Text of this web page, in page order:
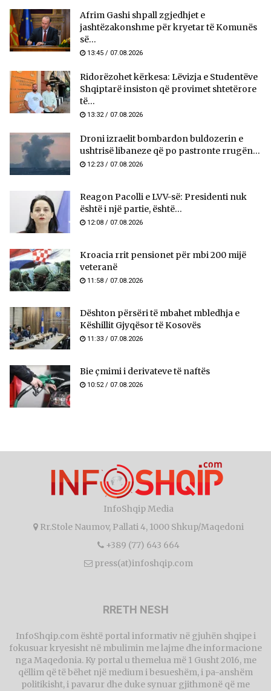
Afrim Gashi shpall zgjedhjet e
jashtëzakonshme për kryetar të Komunës
së...
13:45 / 07.08.2026
Ridorëzohet kërkesa: Lëvizja e Studentëve
Shqiptarë insiston që provimet shtetërore
të...
13:32 / 07.08.2026
Droni izraelit bombardon buldozerin e
ushtrisë libaneze që po pastronte rrugën...
12:23 / 07.08.2026
Reagon Pacolli e LVV-së: Presidenti nuk
është i një partie, është...
12:08 / 07.08.2026
Kroacia rrit pensionet për mbi 200 mijë
veteranë
11:58 / 07.08.2026
​Dështon përsëri të mbahet mbledhja e
Këshillit Gjyqësor të Kosovës
11:33 / 07.08.2026
Bie çmimi i derivateve të naftës
10:52 / 07.08.2026
InfoShqip Media
Rr.Stole Naumov, Pallati 4, 1000 Shkup/Maqedoni
+389 (77) 643 664
press(at)infoshqip.com
RRETH NESH
InfoShqip.com është portal informativ në gjuhën shqipe i
fokusuar kryesisht në mbulimin me lajme dhe informacione
nga Maqedonia. Ky portal u themelua më 1 Gusht 2016, me
qëllim që të bëhet një medium i besueshëm, i pa-anshëm
politikisht, i pavarur dhe duke synuar gjithmonë që me